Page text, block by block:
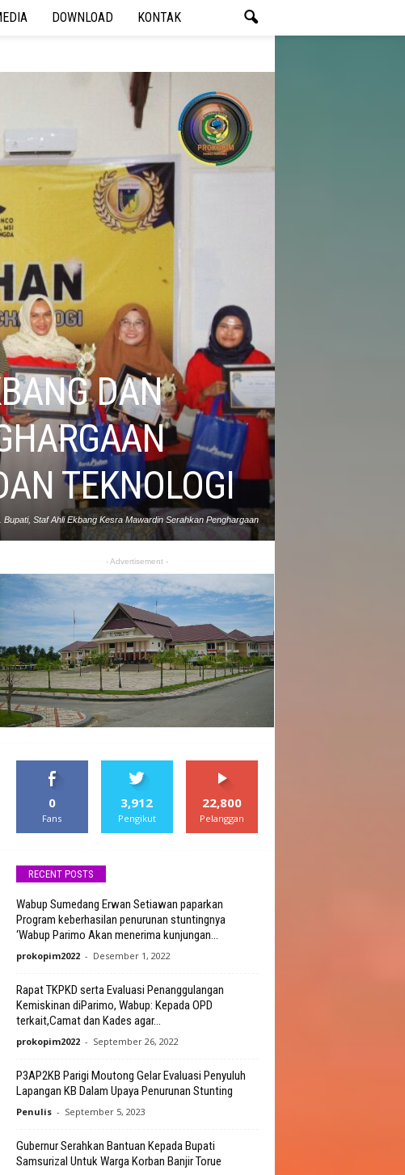
DOWNLOAD KONTAK
Bupati, Staf Ahli Ekbang Kesra Mawardin Serahkan Penghargaan
Pelaku Inovasi Produk dan Teknologi Foto : Prokopim Parmout
DAN
TEKNOLOGI
- Advertisement -
0
Fans
3,912
Pengikut
22,800
Pelanggan
RECENT POSTS
Wabup Sumedang Erwan Setiawan paparkan
Program keberhasilan penurunan stuntingnya
‘Wabup Parimo Akan menerima kunjungan...
prokopim2022 - Desember 1, 2022
Rapat TKPKD serta Evaluasi Penanggulangan
Kemiskinan diParimo, Wabup: Kepada OPD
terkait,Camat dan Kades agar...
prokopim2022 - September 26, 2022
P3AP2KB Parigi Moutong Gelar Evaluasi Penyuluh
Lapangan KB Dalam Upaya Penurunan Stunting
Penulis - September 5, 2023
Gubernur Serahkan Bantuan Kepada Bupati
Samsurizal Untuk Warga Korban Banjir Torue